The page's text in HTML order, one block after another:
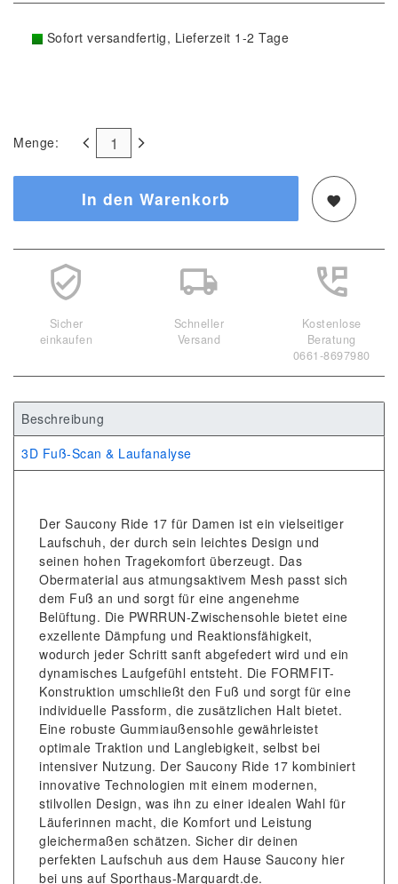
Sofort versandfertig, Lieferzeit 1-2 Tage
Menge:
In den Warenkorb
Sicher
einkaufen
Schneller
Versand
Kostenlose
Beratung
0661-8697980
Beschreibung
3D Fuß-Scan & Laufanalyse
Der Saucony Ride 17 für Damen ist ein vielseitiger
Laufschuh, der durch sein leichtes Design und
seinen hohen Tragekomfort überzeugt. Das
Obermaterial aus atmungsaktivem Mesh passt sich
dem Fuß an und sorgt für eine angenehme
Belüftung. Die PWRRUN-Zwischensohle bietet eine
exzellente Dämpfung und Reaktionsfähigkeit,
wodurch jeder Schritt sanft abgefedert wird und ein
dynamisches Laufgefühl entsteht. Die FORMFIT-
Konstruktion umschließt den Fuß und sorgt für eine
individuelle Passform, die zusätzlichen Halt bietet.
Eine robuste Gummiaußensohle gewährleistet
optimale Traktion und Langlebigkeit, selbst bei
intensiver Nutzung. Der Saucony Ride 17 kombiniert
innovative Technologien mit einem modernen,
stilvollen Design, was ihn zu einer idealen Wahl für
Läuferinnen macht, die Komfort und Leistung
gleichermaßen schätzen. Sicher dir deinen
perfekten Laufschuh aus dem Hause Saucony hier
bei uns auf Sporthaus-Marquardt.de.